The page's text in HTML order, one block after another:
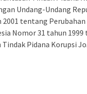
Undang-Undang
tentang
Nomor 31 tahun
Pidana Korupsi